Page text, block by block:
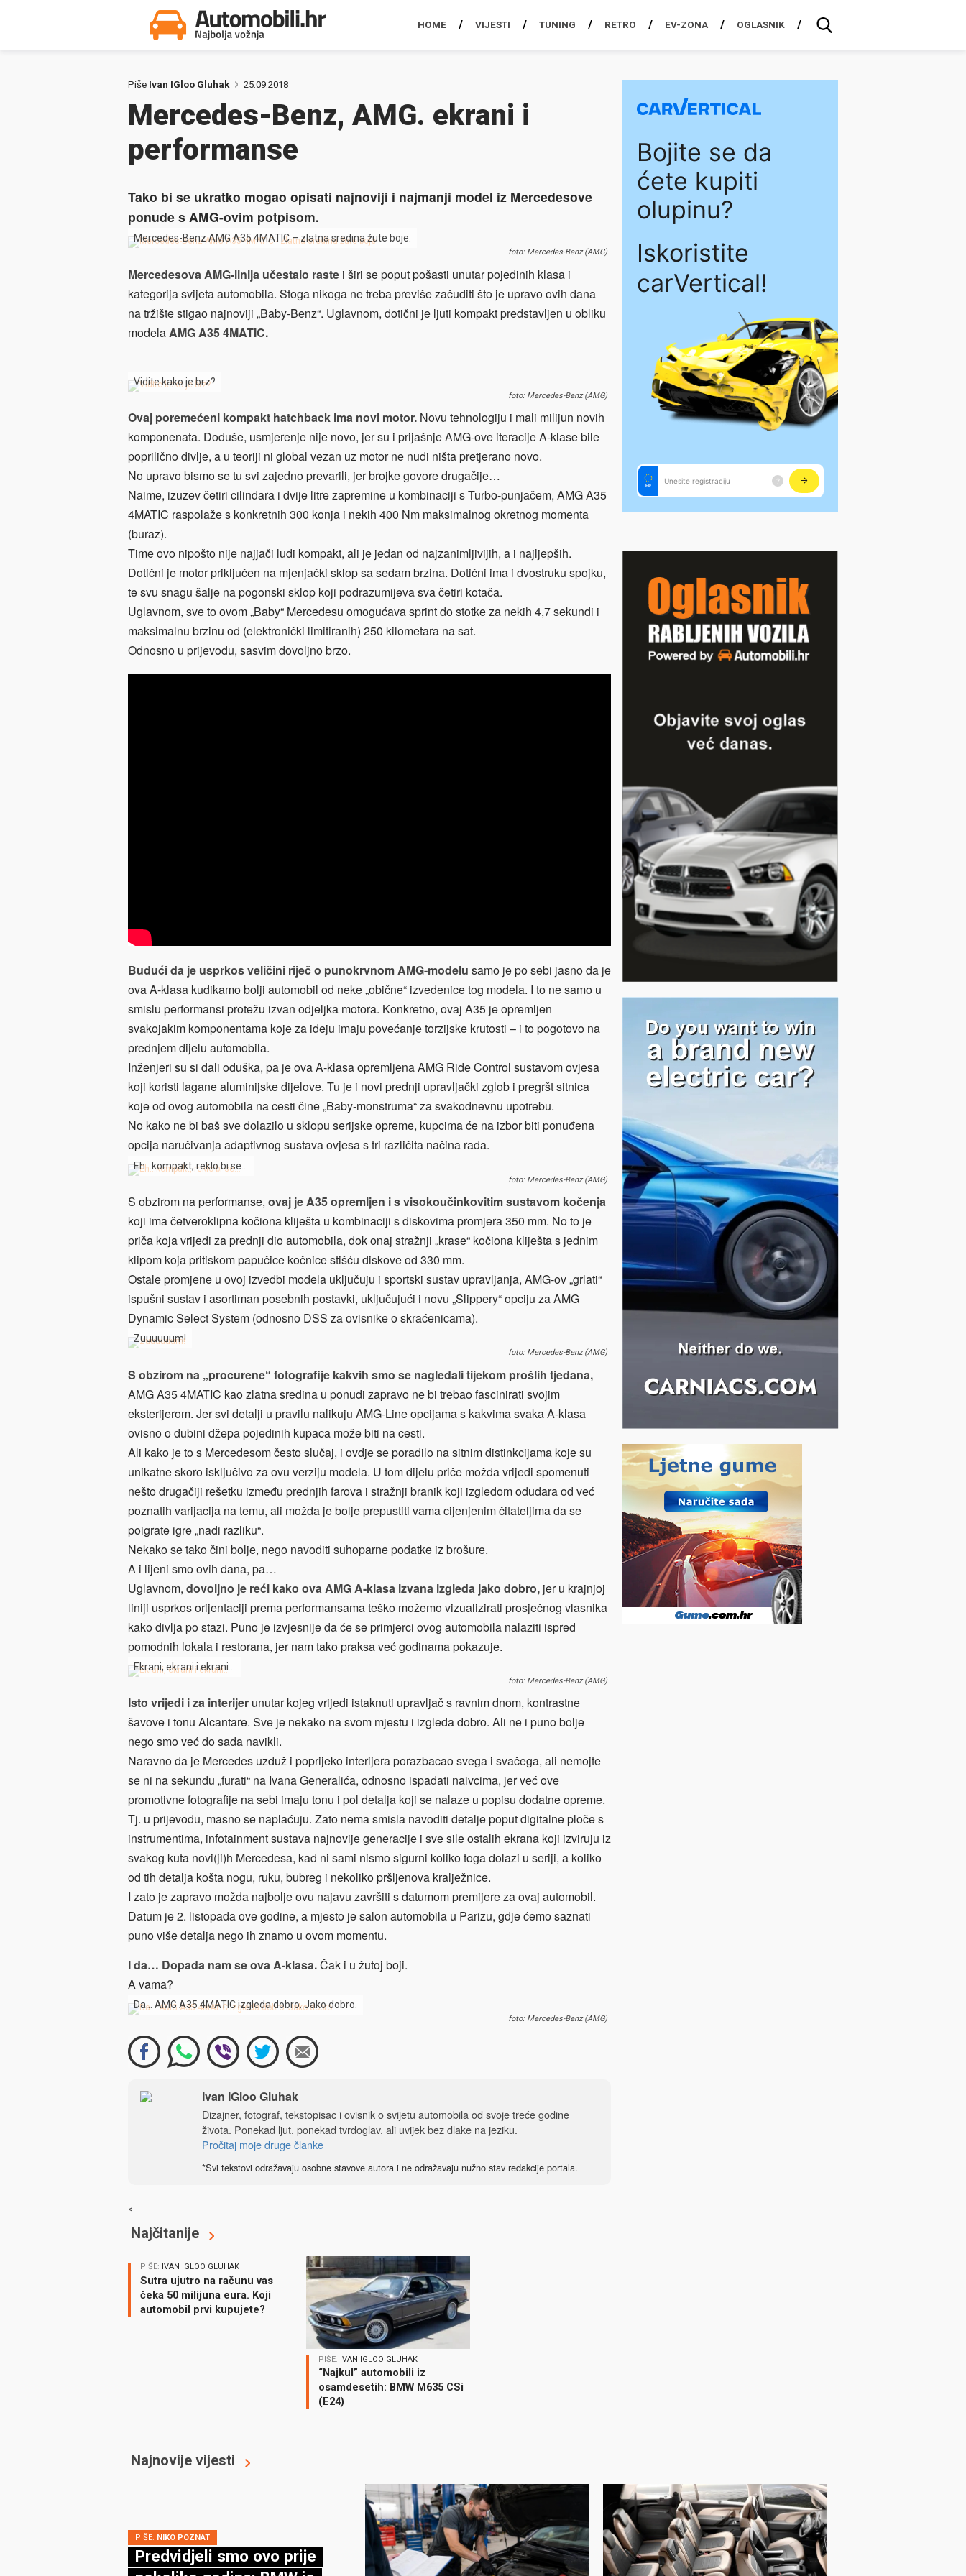
HOME VIJESTI TUNING RETRO EV-ZONA OGLASNIK
Piše Ivan IGloo Gluhak 25.09.2018
Mercedes-Benz, AMG. ekrani i
performanse
Tako bi se ukratko mogao opisati najnoviji i najmanji model iz Mercedesove
ponude s AMG-ovim potpisom.
Mercedes-Benz AMG A35 4MATIC – zlatna sredina žute boje.
foto: Mercedes-Benz (AMG)
Mercedesova AMG-linija učestalo raste i širi se poput pošasti unutar pojedinih klasa i
kategorija svijeta automobila. Stoga nikoga ne treba previše začuditi što je upravo ovih dana
na tržište stigao najnoviji „Baby-Benz“. Uglavnom, dotični je ljuti kompakt predstavljen u obliku
modela AMG A35 4MATIC.
Vidite kako je brz?
foto: Mercedes-Benz (AMG)
Ovaj poremećeni kompakt hatchback ima novi motor. Novu tehnologiju i mali milijun novih
komponenata. Doduše, usmjerenje nije novo, jer su i prijašnje AMG-ove iteracije A-klase bile
poprilično divlje, a u teoriji ni global vezan uz motor ne nudi ništa pretjerano novo.
No upravo bismo se tu svi zajedno prevarili, jer brojke govore drugačije…
Naime, izuzev četiri cilindara i dvije litre zapremine u kombinaciji s Turbo-punjačem, AMG A35
4MATIC raspolaže s konkretnih 300 konja i nekih 400 Nm maksimalnog okretnog momenta
(buraz).
Time ovo nipošto nije najjači ludi kompakt, ali je jedan od najzanimljivijih, a i najljepših.
Dotični je motor priključen na mjenjački sklop sa sedam brzina. Dotični ima i dvostruku spojku,
te svu snagu šalje na pogonski sklop koji podrazumijeva sva četiri kotača.
Uglavnom, sve to ovom „Baby“ Mercedesu omogućava sprint do stotke za nekih 4,7 sekundi i
maksimalnu brzinu od (elektronički limitiranih) 250 kilometara na sat.
Odnosno u prijevodu, sasvim dovoljno brzo.
Budući da je usprkos veličini riječ o punokrvnom AMG-modelu samo je po sebi jasno da je
ova A-klasa kudikamo bolji automobil od neke „obične“ izvedenice tog modela. I to ne samo u
smislu performansi protežu izvan odjeljka motora. Konkretno, ovaj A35 je opremljen
svakojakim komponentama koje za ideju imaju povećanje torzijske krutosti – i to pogotovo na
prednjem dijelu automobila.
Inženjeri su si dali oduška, pa je ova A-klasa opremljena AMG Ride Control sustavom ovjesa
koji koristi lagane aluminijske dijelove. Tu je i novi prednji upravljački zglob i pregršt sitnica
koje od ovog automobila na cesti čine „Baby-monstruma“ za svakodnevnu upotrebu.
No kako ne bi baš sve dolazilo u sklopu serijske opreme, kupcima će na izbor biti ponuđena
opcija naručivanja adaptivnog sustava ovjesa s tri različita načina rada.
Eh…kompakt, reklo bi se…
foto: Mercedes-Benz (AMG)
S obzirom na performanse, ovaj je A35 opremljen i s visokoučinkovitim sustavom kočenja
koji ima četveroklipna kočiona kliješta u kombinaciji s diskovima promjera 350 mm. No to je
priča koja vrijedi za prednji dio automobila, dok onaj stražnji „krase“ kočiona kliješta s jednim
klipom koja pritiskom papučice kočnice stišću diskove od 330 mm.
Ostale promjene u ovoj izvedbi modela uključuju i sportski sustav upravljanja, AMG-ov „grlati“
ispušni sustav i asortiman posebnih postavki, uključujući i novu „Slippery“ opciju za AMG
Dynamic Select System (odnosno DSS za ovisnike o skraćenicama).
Zuuuuuum!
foto: Mercedes-Benz (AMG)
S obzirom na „procurene“ fotografije kakvih smo se nagledali tijekom prošlih tjedana,
AMG A35 4MATIC kao zlatna sredina u ponudi zapravo ne bi trebao fascinirati svojim
eksterijerom. Jer svi detalji u pravilu nalikuju AMG-Line opcijama s kakvima svaka A-klasa
ovisno o dubini džepa pojedinih kupaca može biti na cesti.
Ali kako je to s Mercedesom često slučaj, i ovdje se poradilo na sitnim distinkcijama koje su
unikatne skoro isključivo za ovu verziju modela. U tom dijelu priče možda vrijedi spomenuti
nešto drugačiji rešetku između prednjih farova i stražnji branik koji izgledom odudara od već
poznatih varijacija na temu, ali možda je bolje prepustiti vama cijenjenim čitateljima da se
poigrate igre „nađi razliku“.
Nekako se tako čini bolje, nego navoditi suhoparne podatke iz brošure.
A i lijeni smo ovih dana, pa…
Uglavnom, dovoljno je reći kako ova AMG A-klasa izvana izgleda jako dobro, jer u krajnjoj
liniji usprkos orijentaciji prema performansama teško možemo vizualizirati prosječnog vlasnika
kako divlja po stazi. Puno je izvjesnije da će se primjerci ovog automobila nalaziti ispred
pomodnih lokala i restorana, jer nam tako praksa već godinama pokazuje.
Ekrani, ekrani i ekrani…
foto: Mercedes-Benz (AMG)
Isto vrijedi i za interijer unutar kojeg vrijedi istaknuti upravljač s ravnim dnom, kontrastne
šavove i tonu Alcantare. Sve je nekako na svom mjestu i izgleda dobro. Ali ne i puno bolje
nego smo već do sada navikli.
Naravno da je Mercedes uzduž i poprijeko interijera porazbacao svega i svačega, ali nemojte
se ni na sekundu „furati“ na Ivana Generalića, odnosno ispadati naivcima, jer već ove
promotivne fotografije na sebi imaju tonu i pol detalja koji se nalaze u popisu dodatne opreme.
Tj. u prijevodu, masno se naplaćuju. Zato nema smisla navoditi detalje poput digitalne ploče s
instrumentima, infotainment sustava najnovije generacije i sve sile ostalih ekrana koji izviruju iz
svakog kuta novi(ji)h Mercedesa, kad ni sami nismo sigurni koliko toga dolazi u seriji, a koliko
od tih detalja košta nogu, ruku, bubreg i nekoliko pršljenova kralježnice.
I zato je zapravo možda najbolje ovu najavu završiti s datumom premijere za ovaj automobil.
Datum je 2. listopada ove godine, a mjesto je salon automobila u Parizu, gdje ćemo saznati
puno više detalja nego ih znamo u ovom momentu.
I da… Dopada nam se ova A-klasa.Čak i u žutoj boji.
A vama?
Da… AMG A35 4MATIC izgleda dobro. Jako dobro.
foto: Mercedes-Benz (AMG)
Ivan IGloo Gluhak
Dizajner, fotograf, tekstopisac i ovisnik o svijetu automobila od svoje treće godine
života. Ponekad ljut, ponekad tvrdoglav, ali uvijek bez dlake na jeziku.
Pročitaj moje druge članke
*Svi tekstovi odražavaju osobne stavove autora i ne odražavaju nužno stav redakcije portala.
<
Najčitanije
PIŠE: IVAN IGLOO GLUHAK
Sutra ujutro na računu vas
čeka 50 milijuna eura. Koji
automobil prvi kupujete?
PIŠE: IVAN IGLOO GLUHAK
“Najkul” automobili iz
osamdesetih: BMW M635 CSi
(E24)
Najnovije vijesti
PIŠE: NIKO POZNAT
Predvidjeli smo ovo prije